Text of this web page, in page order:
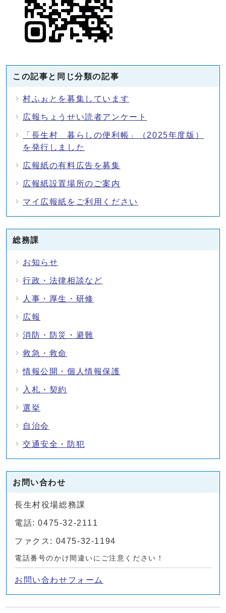
この記事と同じ分類の記事
村ふぉとを募集しています
広報ちょうせい読者アンケート
「長生村 暮らしの便利帳」（2025年度版）
を発行しました
広報紙の有料広告を募集
広報紙設置場所のご案内
マイ広報紙をご利用ください
総務課
お知らせ
行政・法律相談など
人事・厚生・研修
広報
消防・防災・避難
救急・救命
情報公開・個人情報保護
入札・契約
選挙
自治会
交通安全・防犯
お問い合わせ
長生村役場総務課
電話: 0475-32-2111
ファクス: 0475-32-1194
電話番号のかけ間違いにご注意ください！
お問い合わせフォーム